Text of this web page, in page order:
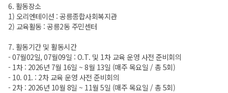
6. 활동장소
1) 오리엔테이션 : 공릉종합사회복지관
2) 교육활동 : 공릉2동 주민센터
7. 활동기간 및 활동시간
- 07월02일, 07월09일 : O.T. 및 1차 교육 운영 사전 준비회의
- 1차 : 2026년 7월 16일 ~ 8월 13일 (매주 목요일 / 총 5회)
- 10. 01. : 2차 교육 운영 사전 준비회의
- 2차 : 2026년 10월 8일 ~ 11월 5일 (매주 목요일 / 총 5회)